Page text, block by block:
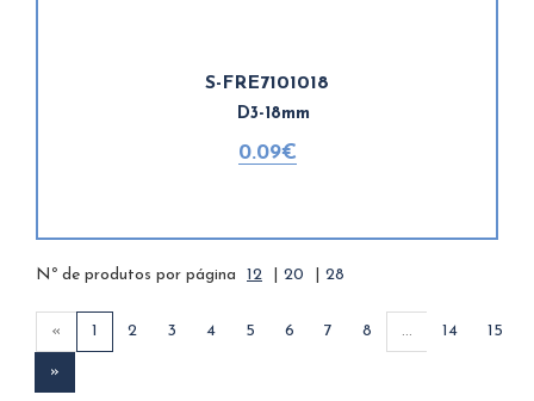
S-FRE7101018
D3-18mm
0.09€
Nº de produtos por página 12 20 28
« 1 2 3 4 5 6 7 8 ... 14 15
»